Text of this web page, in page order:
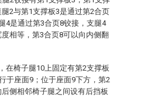
2与第1支撑板3是通过第2合页
4是通过第3合页8铰接，支腿4
相等，第3合页8可以向内侧翻
在椅子腿10上固定有第2支撑板
于座面9；位于座面9下方，第2
侧相邻椅子腿之间设有后挡板